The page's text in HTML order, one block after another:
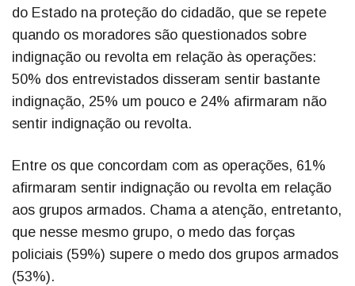
do Estado na proteção do cidadão, que se repete
quando os moradores são questionados sobre
indignação ou revolta em relação às operações:
50% dos entrevistados disseram sentir bastante
indignação, 25% um pouco e 24% afirmaram não
sentir indignação ou revolta.
Entre os que concordam com as operações, 61%
afirmaram sentir indignação ou revolta em relação
aos grupos armados. Chama a atenção, entretanto,
que nesse mesmo grupo, o medo das forças
policiais (59%) supere o medo dos grupos armados
(53%).